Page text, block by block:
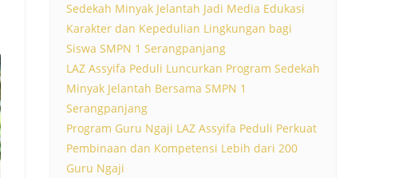
Sedekah Minyak Jelantah Jadi Media Edukasi
Karakter dan Kepedulian Lingkungan bagi
Siswa SMPN 1 Serangpanjang
LAZ Assyifa Peduli Luncurkan Program Sedekah
Minyak Jelantah Bersama SMPN 1
Serangpanjang
Program Guru Ngaji LAZ Assyifa Peduli Perkuat
Pembinaan dan Kompetensi Lebih dari 200
Guru Ngaji